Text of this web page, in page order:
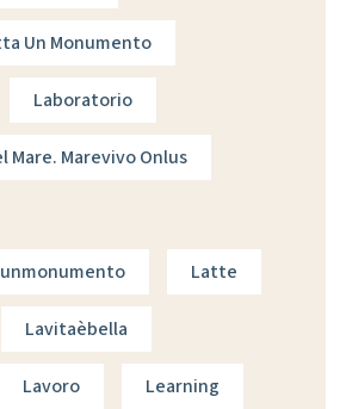
Un Monumento
Laboratorio
Mare. Marevivo Onlus
Latte
Lavitaèbella
Lavoro Learning